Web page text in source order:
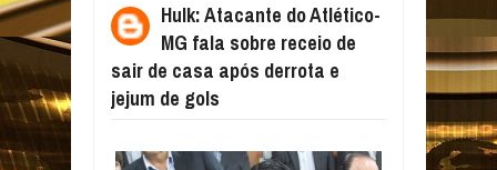
DERROTA E JEJUM DE GOLS
Hulk: Atacante do Atlético-
MG fala sobre receio de
sair de casa após derrota e
jejum de gols